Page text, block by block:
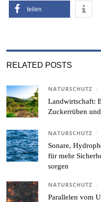
teilen
RELATED POSTS
NATURSCHUTZ /
Landwirtschaft:
Zuckerrüben
NATURSCHUTZ /
Sonare,
für mehr
sorgen
NATURSCHUTZ /
Parallelen vom